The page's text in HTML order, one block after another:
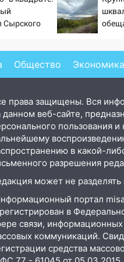
Сырского
Общество Экономика
права защищены. Вся
данном веб-сайте,
пользования
в какой-
разрешения
может не
портал
в
связи,
коммуникаций.
средства